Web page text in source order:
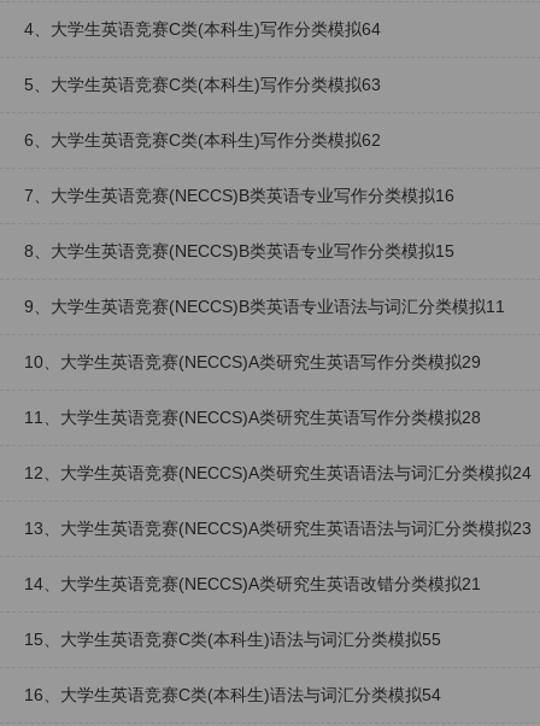
4、大学生英语竞赛C类(本科生)写作分类模拟64
5、大学生英语竞赛C类(本科生)写作分类模拟63
6、大学生英语竞赛C类(本科生)写作分类模拟62
7、大学生英语竞赛(NECCS)B类英语专业写作分类模拟16
8、大学生英语竞赛(NECCS)B类英语专业写作分类模拟15
9、大学生英语竞赛(NECCS)B类英语专业语法与词汇分类模拟11
10、大学生英语竞赛(NECCS)A类研究生英语写作分类模拟29
11、大学生英语竞赛(NECCS)A类研究生英语写作分类模拟28
12、大学生英语竞赛(NECCS)A类研究生英语语法与词汇分类模拟24
13、大学生英语竞赛(NECCS)A类研究生英语语法与词汇分类模拟23
14、大学生英语竞赛(NECCS)A类研究生英语改错分类模拟21
15、大学生英语竞赛C类(本科生)语法与词汇分类模拟55
16、大学生英语竞赛C类(本科生)语法与词汇分类模拟54